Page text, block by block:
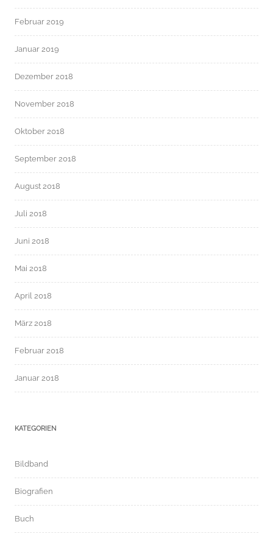
Februar 2019
Januar 2019
Dezember 2018
November 2018
Oktober 2018
September 2018
August 2018
Juli 2018
Juni 2018
Mai 2018
April 2018
März 2018
Februar 2018
Januar 2018
KATEGORIEN
Bildband
Biografien
Buch